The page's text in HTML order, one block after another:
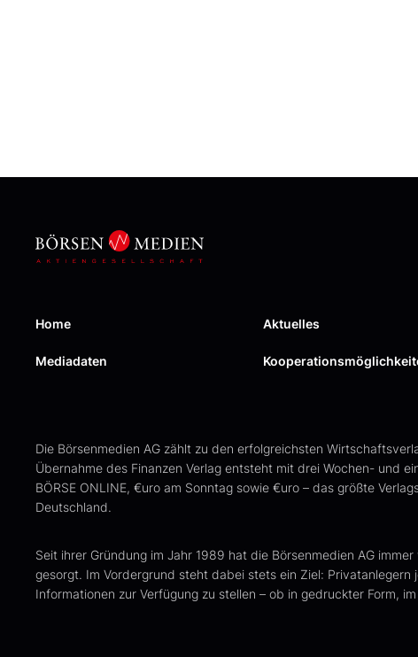
Home Aktuelles
Mediadaten
Die Börsenmedien AG zählt zu den erfolgreichsten
Übernahme des Finanzen Verlag entsteht mit drei Wochen- und
BÖRSE ONLINE, €uro am Sonntag sowie €uro – das größte
Deutschland.
Seit ihrer Gründung im Jahr 1989 hat die Börsenmedien AG
gesorgt. Im Vordergrund steht dabei stets ein Ziel:
Informationen zur Verfügung zu stellen – ob in gedruckter Form,